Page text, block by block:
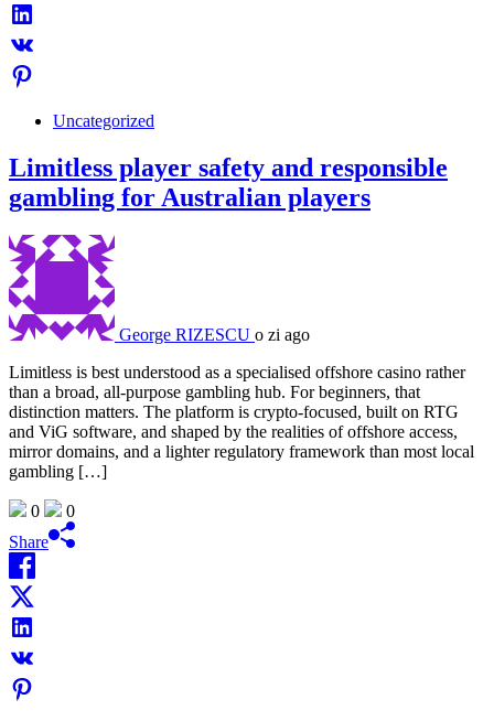
Uncategorized
Limitless player safety and responsible
gambling for Australian players
George RIZESCU o zi ago
Limitless is best understood as a specialised offshore casino rather
than a broad, all-purpose gambling hub. For beginners, that
distinction matters. The platform is crypto-focused, built on RTG
and ViG software, and shaped by the realities of offshore access,
mirror domains, and a lighter regulatory framework than most local
gambling […]
0
0
Share